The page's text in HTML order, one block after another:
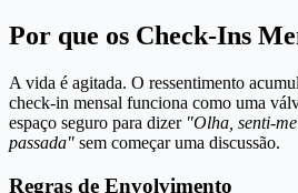
Por que os Check-Ins
A vida é agitada. O ressentimento
check-in mensal funciona como uma
espaço seguro para dizer "Olha, senti-
passada" sem começar uma discussão.
Regras de Envolvimento